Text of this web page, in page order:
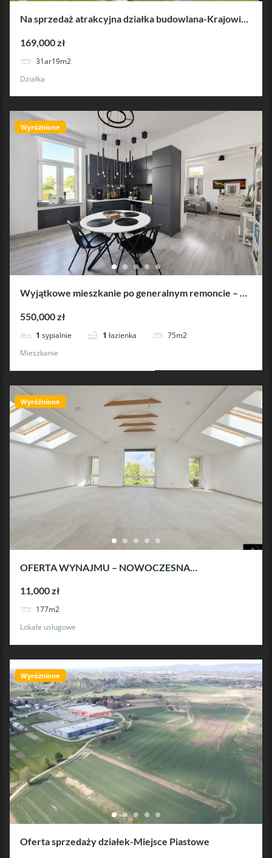
Na sprzedaż atrakcyjna działka budowlana-Krajowice
169,000 zł
31ar19m2
Działka
Wyróżnione
Wyjątkowe mieszkanie po generalnym remoncie – 75
550,000 zł
1 sypialnie 1 łazienka
75m2
Mieszkanie
Wyróżnione
OFERTA WYNAJMU – NOWOCZESNA
LOKALIZACJI KROSNA
11,000 zł
177m2
Lokale usługowe
Wyróżnione
Oferta sprzedaży działek-Miejsce Piastowe